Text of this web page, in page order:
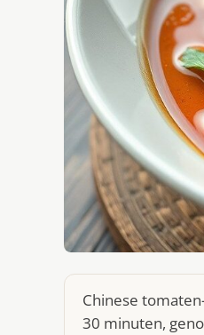
Chinese
30 minuten,